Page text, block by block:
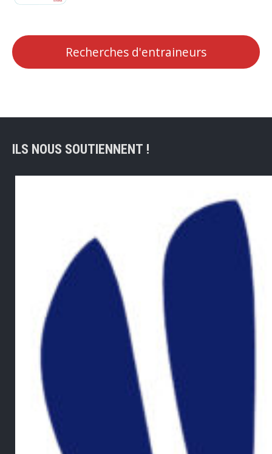
Recherches d'entraineurs
ILS NOUS SOUTIENNENT !